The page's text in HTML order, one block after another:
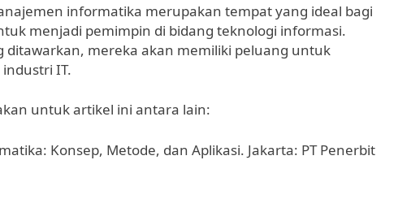
informatika merupakan tempat yang ideal bagi
menjadi pemimpin di bidang teknologi informasi.
mereka akan memiliki peluang untuk
IT.
untuk artikel ini antara lain:
Konsep, Metode, dan Aplikasi. Jakarta: PT Penerbit